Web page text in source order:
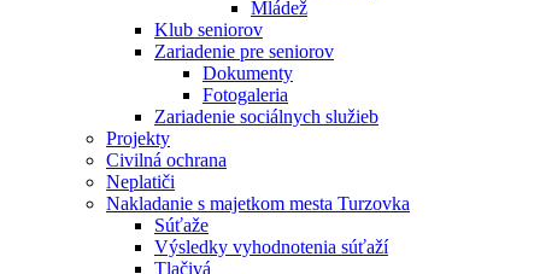
Mládež
Klub seniorov
Zariadenie pre seniorov
Dokumenty
Fotogaleria
Zariadenie sociálnych služieb
Projekty
Civilná ochrana
Neplatiči
Nakladanie s majetkom mesta Turzovka
Súťaže
Výsledky vyhodnotenia súťaží
Tlačivá